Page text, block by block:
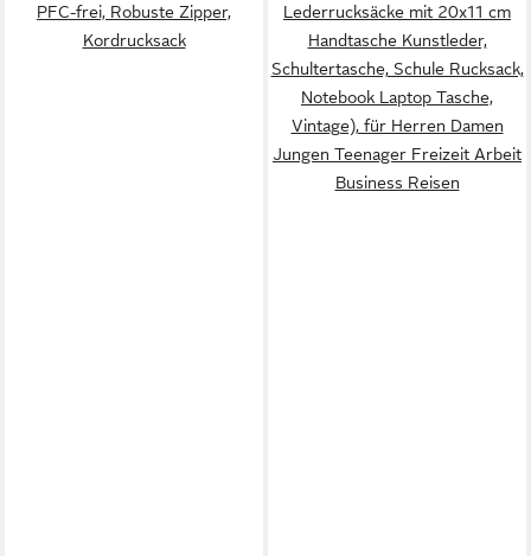
PFC-frei, Robuste Zipper,
Kordrucksack
Lederrucksäcke mit 20x11 cm
Handtasche Kunstleder,
Schultertasche, Schule Rucksack,
Notebook Laptop Tasche,
Vintage), für Herren Damen
Jungen Teenager Freizeit Arbeit
Business Reisen